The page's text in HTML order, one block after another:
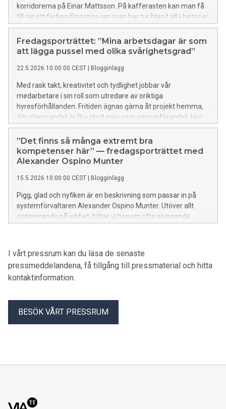
korridorerna på Einar Mattsson. På kafferasten kan man få
till sig ett förhandlingstips om man har tur bland alla historier
han gärna delar med sig av. När han inte förhandlar hyror,
spelar fritidshuset i Roslagen och gitarren en stor roll i hans
liv. Lär känna Harry i dagens fredagsporträtt:
Fredagsporträttet: ”Mina arbetsdagar är som
att lägga pussel med olika svårighetsgrad”
22.5.2026 10:00:00 CEST Blogginlägg
Med rask takt, kreativitet och tydlighet jobbar vår
medarbetare i sin roll som utredare av oriktiga
hyresförhållanden. Fritiden ägnas gärna åt projekt hemma,
där planerandet är lika stort nöje som genomförandet. Hon
gillar också konst och musik, resor och kan flera språk. Lär
känna henne mer i dagens fredagsporträtt:
”Det finns så många extremt bra
kompetenser här” — fredagsporträttet med
Alexander Ospino Munter
15.5.2026 10:00:00 CEST Blogginlägg
Pigg, glad och nyfiken är en beskrivning som passar in på
systemförvaltaren Alexander Ospino Munter. Utöver allt
optimerande på jobbet, hittar vi honom ofta sjungande,
kollega. Han blir inspirerad varje dag på jobbet och då särskilt
av sin kompetenta chef. Lär känna Alexander i dagens
fredagsporträtt:
I vårt pressrum kan du läsa de senaste
pressmeddelandena, få tillgång till pressmaterial och hitta
kontaktinformation.
BESÖK VÅRT PRESSRUM